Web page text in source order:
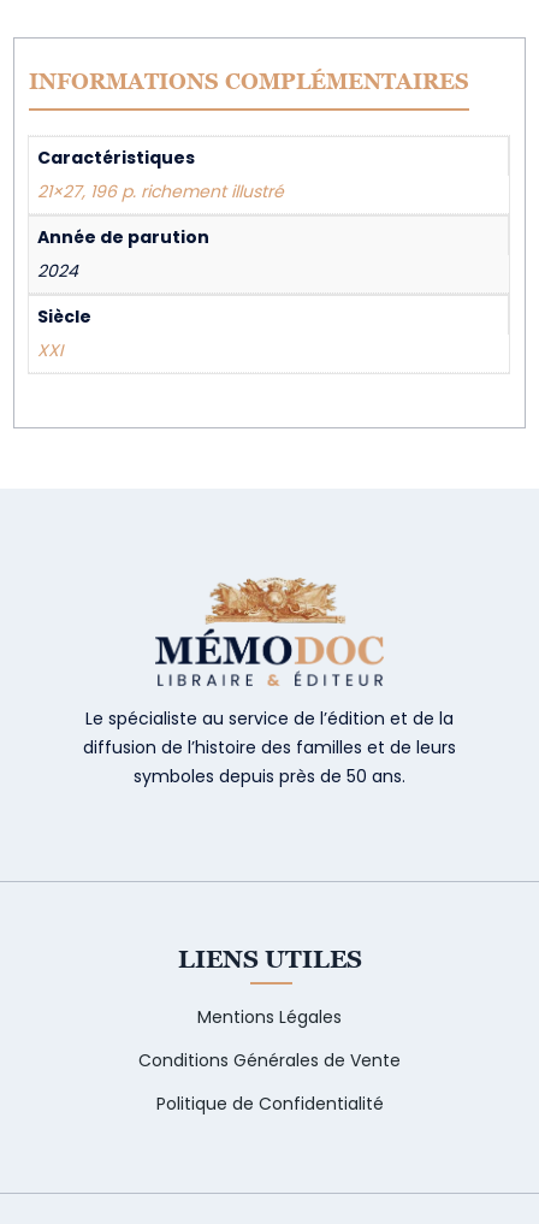
INFORMATIONS COMPLÉMENTAIRES
Caractéristiques
21×27, 196 p. richement illustré
Année de parution
2024
Siècle
XXI
Le spécialiste au service de l’édition et de la
diffusion de l’histoire des familles et de leurs
symboles depuis près de 50 ans.
LIENS UTILES
Mentions Légales
Conditions Générales de Vente
Politique de Confidentialité